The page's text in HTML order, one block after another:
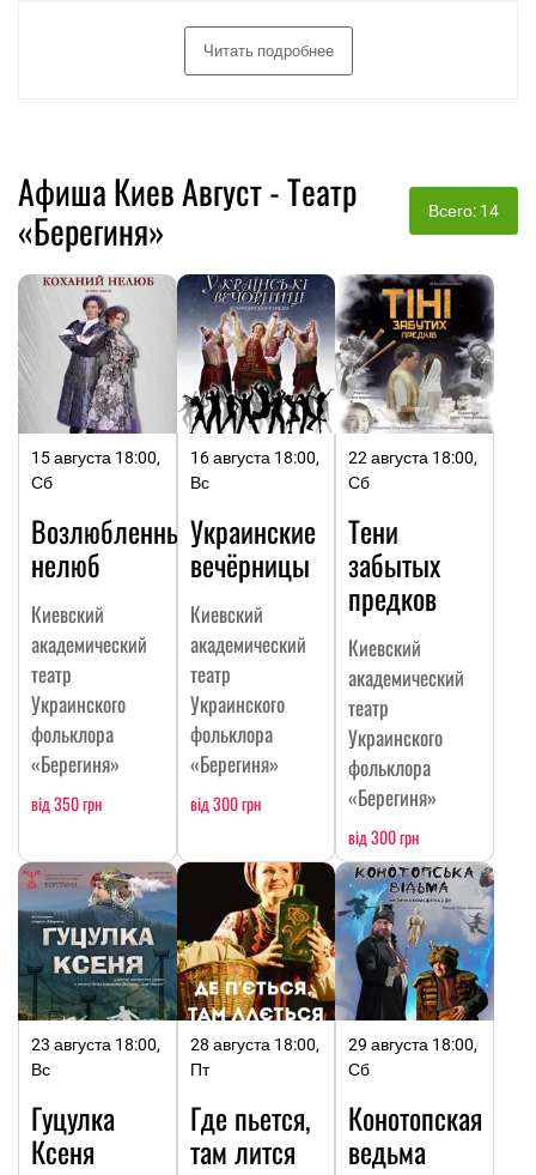
Читать подробнее
Афиша Киев Август - Театр
«Берегиня»
Всего: 14
15 августа 18:00,
Сб
Возлюбленный
нелюб
Киевский
академический
театр
Украинского
фольклора
«Берегиня»
від 350 грн
16 августа 18:00,
Вс
Украинские
вечёрницы
Киевский
академический
театр
Украинского
фольклора
«Берегиня»
від 300 грн
22 августа 18:00,
Сб
Тени
забытых
предков
Киевский
академический
театр
Украинского
фольклора
«Берегиня»
від 300 грн
23 августа 18:00,
Вс
Гуцулка
Ксеня
28 августа 18:00,
Пт
Где пьется,
там лится
29 августа 18:00,
Сб
Конотопская
ведьма